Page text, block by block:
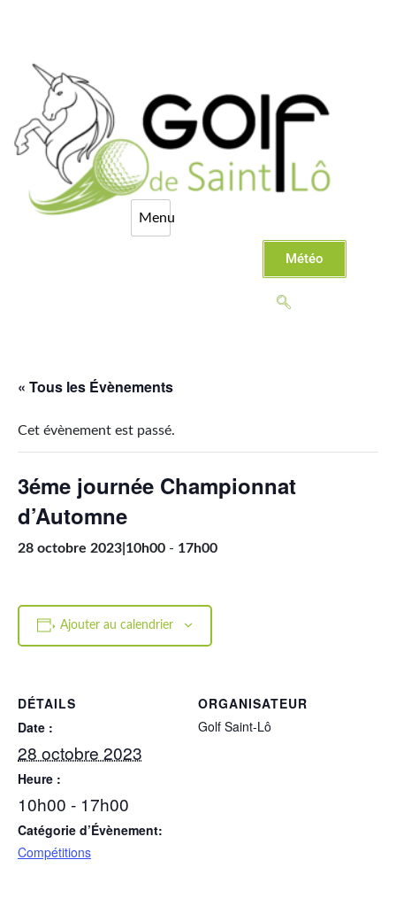
Météo
« Tous les Évènements
Cet évènement est passé.
3éme journée Championnat
d’Automne
28 octobre 2023|10h00 - 17h00
Ajouter au calendrier
DÉTAILS
Date :
28 octobre 2023
Heure :
10h00 - 17h00
Catégorie d’Évènement:
Compétitions
ORGANISATEUR
Golf Saint-Lô